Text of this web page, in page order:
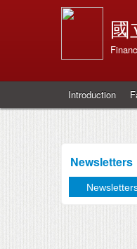
國
Introduction
Newsletters